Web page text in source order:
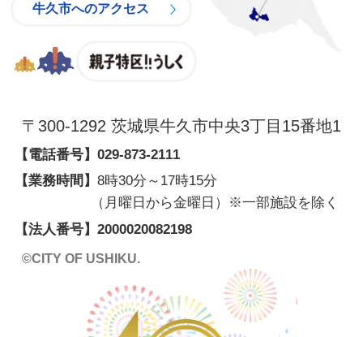
牛久市へのアクセス
〒300-1292 茨城県牛久市中央3丁目15番地1
【電話番号】 029-873-2111
【業務時間】 8時30分～17時15分
（月曜日から金曜日）※一部施設を除く
【法人番号】 2000020082198
©CITY OF USHIKU.